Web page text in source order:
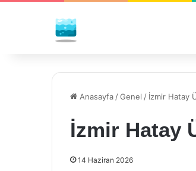
Anasayfa /Genel / İzmir Hatay
İzmir Hatay
14 Haziran 2026